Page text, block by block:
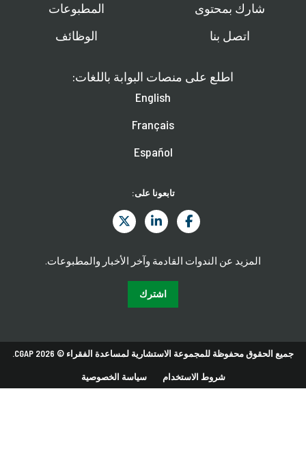
شارك بمحتوى
اتصل بنا
المطبوعات
الوظائف
اطلع على منصات البوابة باللغات:
English
Français
Español
تابعونا على:
المزيد عن الندوات القادمة وآخر الأخبار والمطبوعات.
اشترك
جميع الحقوق محفوظة للمجموعة الاستشارية لمساعدة الفقراء © 2026 CGAP.
شروط الاستخدام سياسة الخصوصية